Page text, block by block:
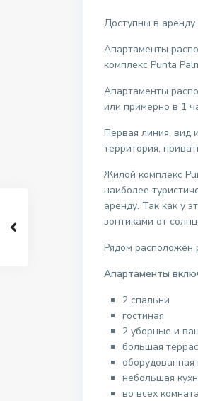
Доступны в
Апартаменты
комплекс Punta
Апартаменты
или примерно в 1
Первая линия, вид
территория,
Жилой комплекс
наиболее
аренду. Так как у
зонтиками от
Рядом расположен
Апартаменты
2 спальни
гостиная
2 уборные и
большая
оборудованная
небольшая
во всех